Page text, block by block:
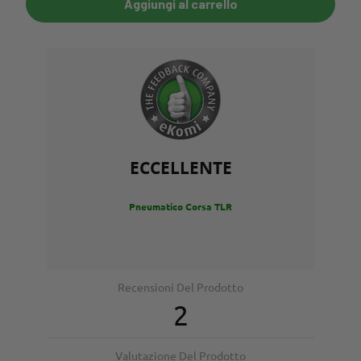
Aggiungi al carrello
ECCELLENTE
Pneumatico Corsa TLR
Recensioni Del Prodotto
2
Valutazione Del Prodotto